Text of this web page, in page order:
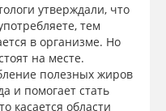
утверждали, что
тем
в организме. Но
на месте.
полезных жиров
и помогает стать
касается области